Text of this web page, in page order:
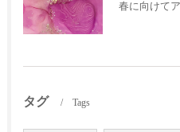
タグ Tags